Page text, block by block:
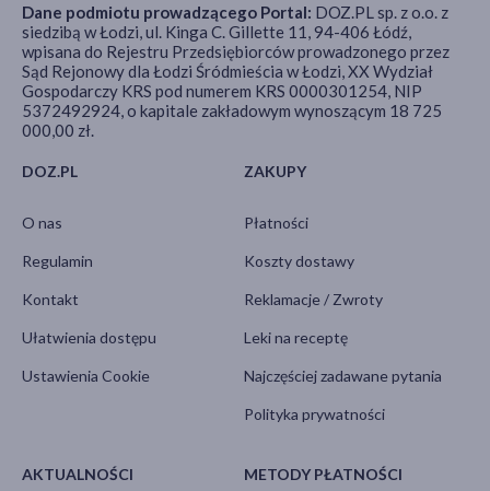
DOZ.PL
O nas
Regulamin
Kontakt
Ułatwienia dostępu
Ustawienia Cookie
ZAKUPY
Płatności
Koszty dostawy
Reklamacje / Zwroty
Leki na receptę
Najczęściej zadawane pytania
Polityka prywatności
AKTUALNOŚCI METODY PŁATNOŚCI
Dane podmiotu prowadzącego Portal: DOZ.PL sp. z o.o. z
siedzibą w Łodzi, ul. Kinga C. Gillette 11, 94-406 Łódź,
wpisana do Rejestru Przedsiębiorców prowadzonego przez
Sąd Rejonowy dla Łodzi Śródmieścia w Łodzi, XX Wydział
Gospodarczy KRS pod numerem KRS 0000301254, NIP
5372492924, o kapitale zakładowym wynoszącym 18 725
000,00 zł.